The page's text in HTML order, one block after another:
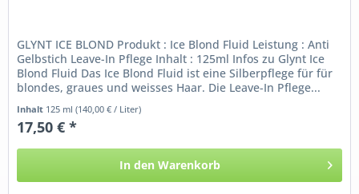
GLYNT ICE BLOND Produkt : Ice Blond Fluid Leistung : Anti
Gelbstich Leave-In Pflege Inhalt : 125ml Infos zu Glynt Ice
Blond Fluid Das Ice Blond Fluid ist eine Silberpflege für für
blondes, graues und weisses Haar. Die Leave-In Pflege...
Inhalt 125 ml(140,00 € / Liter)
17,50 € *
In den Warenkorb